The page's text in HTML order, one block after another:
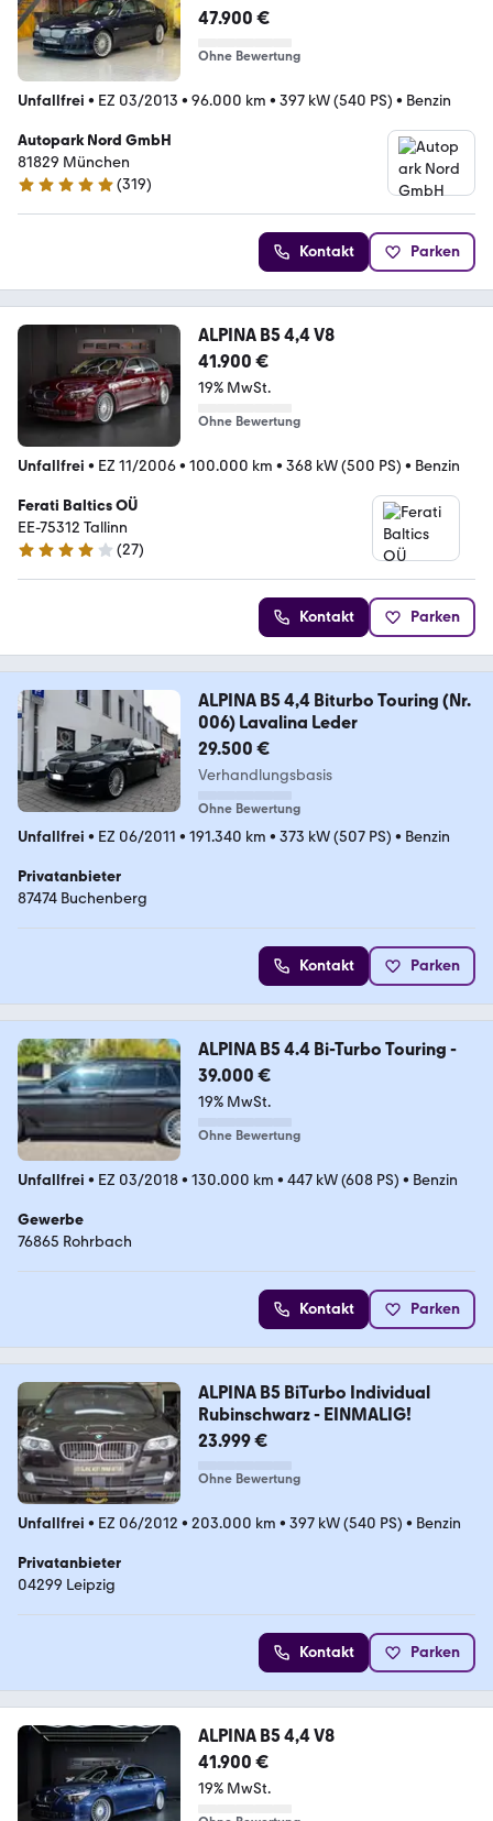
47.900 €
Ohne Bewertung
Unfallfrei • EZ 03/2013 • 96.000 km • 397 kW (540 PS) • Benzin
Autopark Nord GmbH
81829 München
4.9 Sterne
(319)
Kontakt Parken
ALPINA B5 4,4 V8
41.900 €
19% MwSt.
Ohne Bewertung
Unfallfrei • EZ 11/2006• 100.000 km • 368 kW (500 PS) • Benzin
Ferati Baltics OÜ
EE-75312 Tallinn
3.9 Sterne
(27)
Kontakt Parken
ALPINA B5 4,4 Biturbo Touring (Nr.
006) Lavalina Leder
29.500 €
Verhandlungsbasis
Ohne Bewertung
Unfallfrei • EZ 06/2011 • 191.340 km • 373 kW (507 PS) • Benzin
Privatanbieter
87474 Buchenberg
Kontakt Parken
ALPINA B5 4.4 Bi-Turbo Touring -
39.000 €
19% MwSt.
Ohne Bewertung
Unfallfrei • EZ 03/2018• 130.000 km • 447 kW (608 PS) • Benzin
Gewerbe
76865 Rohrbach
Kontakt Parken
ALPINA B5 BiTurbo Individual
Rubinschwarz - EINMALIG!
23.999 €
Ohne Bewertung
Unfallfrei • EZ 06/2012 • 203.000 km • 397 kW (540 PS) • Benzin
Privatanbieter
04299 Leipzig
Kontakt Parken
ALPINA B5 4,4 V8
41.900 €
19% MwSt.